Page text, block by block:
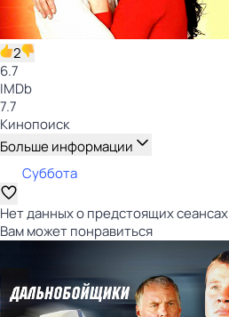
2
6.7
IMDb
7.7
Кинопоиск
Больше информации
Суббота
Нет данных о предстоящих сеансах
Вам может понравиться